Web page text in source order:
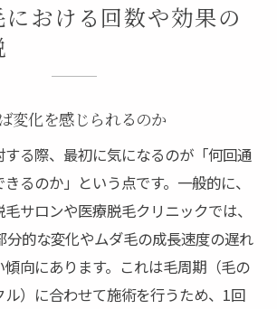
おける回数や効果の
変化を感じられるのか
する際、最初に気になるのが「何回通
るのか」という点です。一般的に、
サロンや医療脱毛クリニックでは、
分的な変化やムダ毛の成長速度の遅れ
向にあります。これは毛周期（毛の
）に合わせて施術を行うため、1回